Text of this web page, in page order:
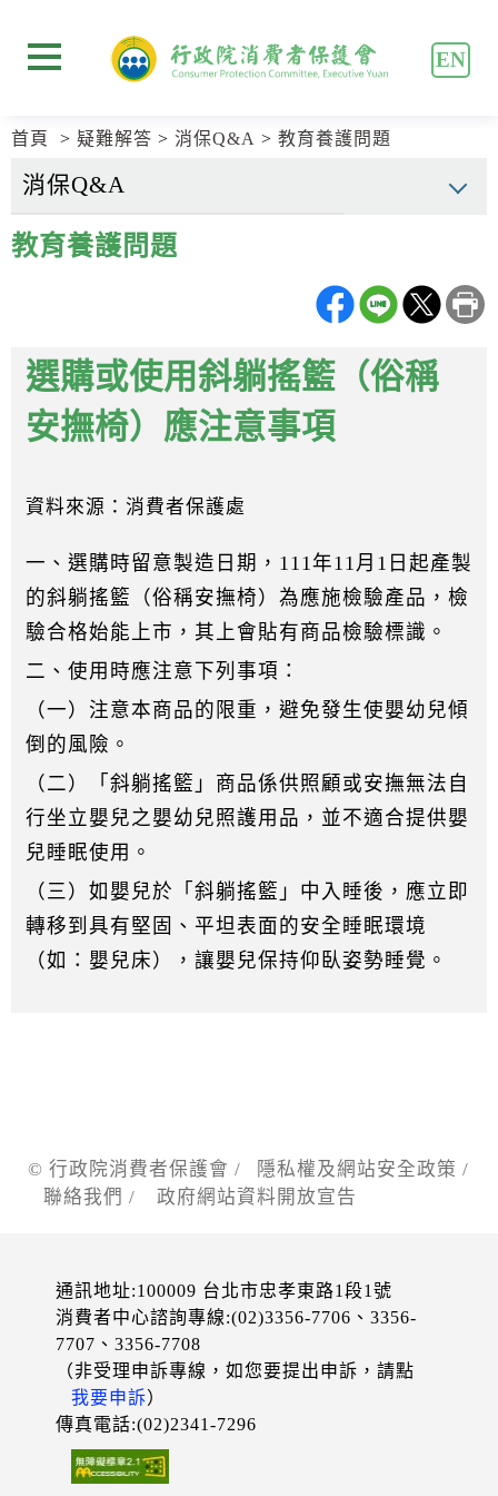
容
To
Center
容
EN
展開選單
首頁 疑難解答 消保Q&A 教育養護問題
教育養護問題
選購或使用斜躺搖籃（俗稱
安撫椅）應注意事項
資料來源：消費者保護處
一、選購時留意製造日期，111年11月1日起產製
的斜躺搖籃（俗稱安撫椅）為應施檢驗產品，檢
驗合格始能上市，其上會貼有商品檢驗標識。
二、使用時應注意下列事項：
（一）注意本商品的限重，避免發生使嬰幼兒傾
倒的風險。
（二）「斜躺搖籃」商品係供照顧或安撫無法自
行坐立嬰兒之嬰幼兒照護用品，並不適合提供嬰
兒睡眠使用。
（三）如嬰兒於「斜躺搖籃」中入睡後，應立即
轉移到具有堅固、平坦表面的安全睡眠環境
（如：嬰兒床），讓嬰兒保持仰臥姿勢睡覺。
© 行政院消費者保護會 / 隱私權及網站安全政策 /
聯絡我們 / 政府網站資料開放宣告
通訊地址:100009 台北市忠孝東路1段1號
消費者中心諮詢專線:(02)3356-7706、3356-
7707、3356-7708
（非受理申訴專線，如您要提出申訴，請點
我要申訴）
傳真電話:(02)2341-7296